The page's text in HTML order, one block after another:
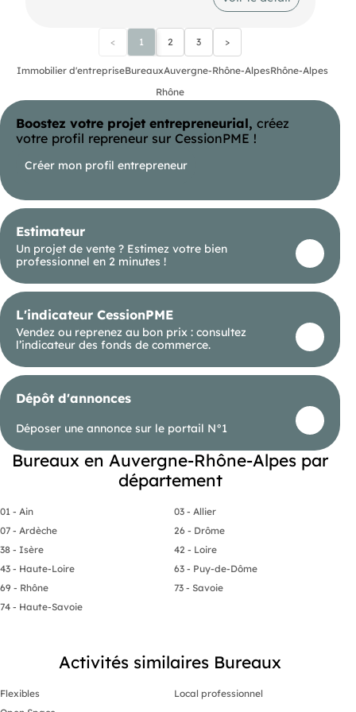
vélo'V Plusieurs stations à proximité
< 1 2 3 >
Immobilier d'entrepriseBureauxAuvergne-Rhône-AlpesRhône-Alpes
Rhône
Boostez votre projet entrepreneurial, créez
votre profil repreneur sur CessionPME !
Créer mon profil entrepreneur
Estimateur
Un projet de vente ? Estimez votre bien
professionnel en 2 minutes !
L'indicateur CessionPME
Vendez ou reprenez au bon prix : consultez
l’indicateur des fonds de commerce.
Dépôt d'annonces
Déposer une annonce sur le portail N°1
Bureaux en Auvergne-Rhône-Alpes par
département
01 - Ain
03 - Allier
07 - Ardèche
26 - Drôme
38 - Isère
42 - Loire
43 - Haute-Loire
63 - Puy-de-Dôme
69 - Rhône
73 - Savoie
74 - Haute-Savoie
Activités similaires Bureaux
Flexibles
Local professionnel